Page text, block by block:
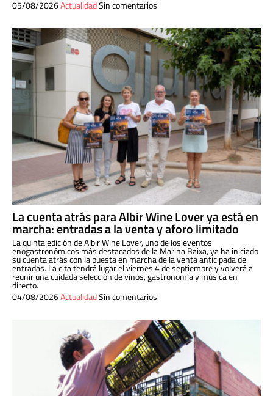
05/08/2026ActualidadSin comentarios
La cuenta atrás para Albir Wine Lover ya está en
marcha: entradas a la venta y aforo limitado
La quinta edición de Albir Wine Lover, uno de los eventos
enogastronómicos más destacados de la Marina Baixa, ya ha iniciado
su cuenta atrás con la puesta en marcha de la venta anticipada de
entradas. La cita tendrá lugar el viernes 4 de septiembre y volverá a
reunir una cuidada selección de vinos, gastronomía y música en
directo.
04/08/2026ActualidadSin comentarios